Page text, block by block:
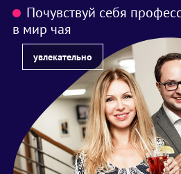
увлекательно
Почувствуй себя
в мир чая